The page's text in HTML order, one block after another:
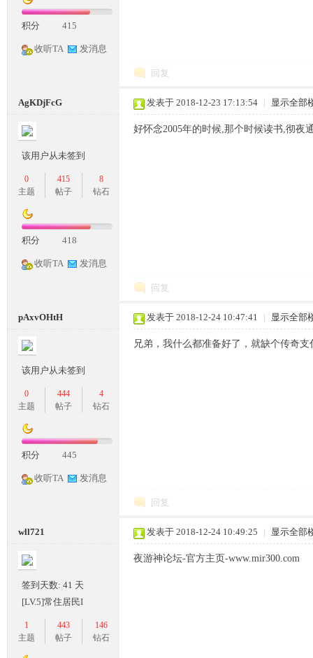
一
条
积分 415
收听TA 发消息
回复
AgKDjFcG
该用户从未签到
0
主题
415
帖子
8
钻石
积分 418
收听TA 发消息
发表于 2018-12-23 17:13:54 | 显示全部
好怀念2005年的时候,那个时候读书,彻夜
回复
pAxvOHtH
该用户从未签到
0
主题
444
帖子
4
钻石
积分 445
收听TA 发消息
发表于 2018-12-24 10:47:41 | 显示全部
兄弟，我什么都准备好了，就缺个传奇
回复
wll721
签到天数: 41 天
[LV.5]常住居民I
1
主题
443
帖子
146
钻石
发表于 2018-12-24 10:49:25 | 显示全部
夜游神论坛-官方主页-www.mir300.com